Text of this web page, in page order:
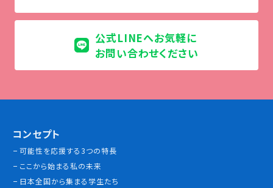
公式LINEへお気軽に
お問い合わせください
コンセプト
可能性を応援する3つの特長
ここから始まる私の未来
日本全国から集まる学生たち